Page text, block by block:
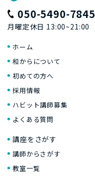
050-5490-7845
月曜定休日 13:00~21:00
ホーム
和からについて
初めての方へ
採用情報
ハビット講師募集
よくある質問
講座をさがす
講師からさがす
教室一覧